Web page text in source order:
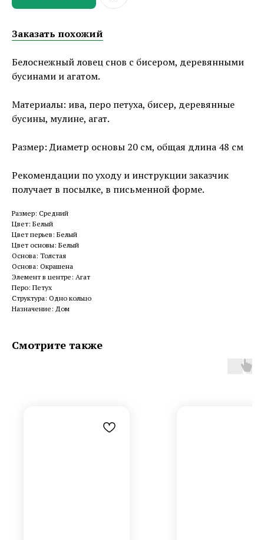
Заказать похожий
Белоснежный ловец снов с бисером, деревянными
бусинами и агатом.
Материалы: ива, перо петуха, бисер, деревянные
бусины, мулине, агат.
Размер: Диаметр основы 20 см, общая длина 48 см
Рекомендации по уходу и инструкции заказчик
получает в посылке, в письменной форме.
Размер: Средний
Цвет: Белый
Цвет перьев: Белый
Цвет основы: Белый
Основа: Толстая
Основа: Окрашена
Элемент в центре: Агат
Перо: Петух
Структура: Одно кольцо
Назначение: Дом
Смотрите также